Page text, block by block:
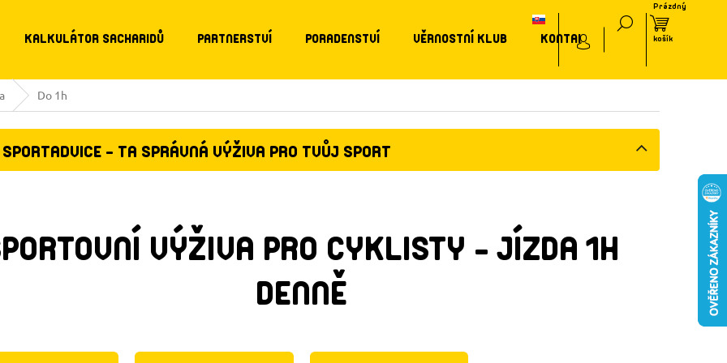
KALKULÁTOR SACHARIDŮ PARTNERSTVÍ PORADENSTVÍ VĚRNOSTNÍ KLUB KONTAKT
Do 1h
SPORTADVICE - TA SPRÁVNÁ VÝŽIVA PRO TVŮJ SPORT
VÝŽIVA PRO CYKLISTY - JÍZDA 1H
DENNĚ